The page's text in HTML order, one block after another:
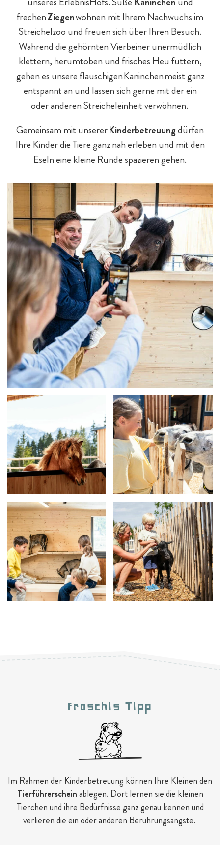
frechenZiegenwohnen mit Ihrem Nachwuchs im
Streichelzoo und freuen sich über Ihren Besuch.
Während die gehörnten Vierbeiner unermüdlich
klettern, herumtoben und frisches Heu futtern,
gehen es unsere flauschigen Kaninchen meist ganz
entspannt an und lassen sich gerne mit der ein
oder anderen Streicheleinheit verwöhnen.
Gemeinsam mit unsererKinderbetreuungdürfen
Ihre Kinder die Tiere ganz nah erleben und mit den
Eseln eine kleine Runde spazieren gehen.
Froschis Tipp
Im Rahmen der Kinderbetreuung können Ihre Kleinen den
Tierführerscheinablegen. Dort lernen sie die kleinen
Tierchen und ihre Bedürfnisse ganz genau kennen und
verlieren die ein oder anderen Berührungsängste.